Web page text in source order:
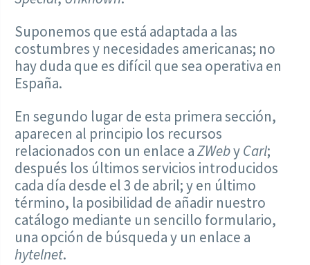
Suponemos que está adaptada a las
costumbres y necesidades americanas; no
hay duda que es difícil que sea operativa en
España.
En segundo lugar de esta primera sección,
aparecen al principio los recursos
relacionados con un enlace aZWebyCarl;
después los últimos servicios introducidos
cada día desde el 3 de abril; y en último
término, la posibilidad de añadir nuestro
catálogo mediante un sencillo formulario,
una opción de búsqueda y un enlace a
hytelnet.